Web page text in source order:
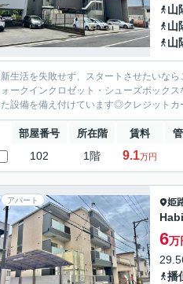
山
山
山
新生活を失敗せず、スタートさせたいな
ォークインクロゼット・シューズボック
た設備を備え付けています◎クレジット
部屋番号 所在階 賃料
102 1階 9.1万円
アパート 姫
6万
播